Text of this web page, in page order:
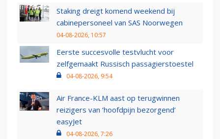
Staking dreigt komend weekend bij
cabinepersoneel van SAS Noorwegen
04-08-2026, 10:57
Eerste succesvolle testvlucht voor
zelfgemaakt Russisch passagierstoestel
04-08-2026, 9:54
Air France-KLM aast op terugwinnen
reizigers van ‘hoofdpijn bezorgend’
easyJet
04-08-2026, 7:26